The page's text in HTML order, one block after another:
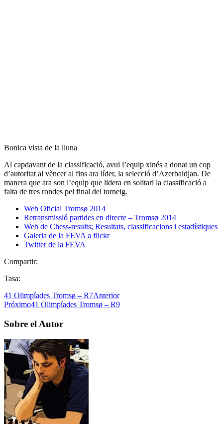
Bonica vista de la lluna
Al capdavant de la classificació, avui l’equip xinés a donat un cop
d’autoritat al vèncer al fins ara líder, la selecció d’Azerbaidjan. De
manera que ara son l’equip que lidera en solitari la classificació a
falta de tres rondes pel final del torneig.
Web Oficial Tromsø 2014
Retransmissió partides en directe – Tromsø 2014
Web de Chess-results; Resultats, classificacions i estadístiques
Galeria de la FEVA a flickr
Twitter de la FEVA
Compartir:
Tasa:
41 Olimpíades Tromsø – R7Anterior
Próximo41 Olimpíades Tromsø – R9
Sobre el Autor